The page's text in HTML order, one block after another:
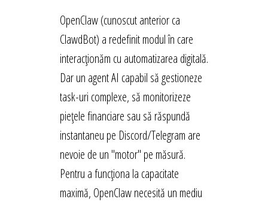
OpenClaw (cunoscut anterior ca
ClawdBot) a redefinit modul în care
interacționăm cu automatizarea digitală.
Dar un agent AI capabil să gestioneze
task-uri complexe, să monitorizeze
piețele financiare sau să răspundă
instantaneu pe Discord/Telegram are
nevoie de un "motor" pe măsură.
Pentru a funcționa la capacitate
maximă, OpenClaw necesită un mediu